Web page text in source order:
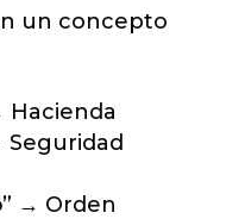
un concepto
Hacienda
Seguridad
” → Orden